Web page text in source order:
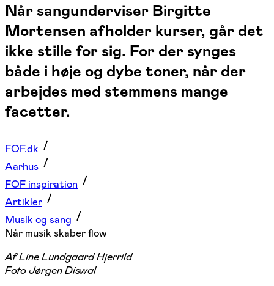
Når sangunderviser Birgitte
Mortensen afholder kurser, går det
ikke stille for sig. For der synges
både i høje og dybe toner, når der
arbejdes med stemmens mange
facetter.
FOF.dk
Aarhus
FOF inspiration
Artikler
Musik og sang
Når musik skaber flow
Af Line Lundgaard Hjerrild
Foto Jørgen Diswal